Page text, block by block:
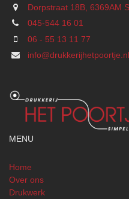
Dorpstraat 18B, 6369AM
045-544 16 01
06 - 55 13 11 77
info@drukkerijhetpoortje.nl
MENU
Home
Over ons
Drukwerk